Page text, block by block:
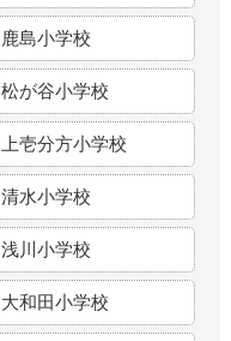
鹿島小学校
松が谷小学校
上壱分方小学校
清水小学校
浅川小学校
大和田小学校